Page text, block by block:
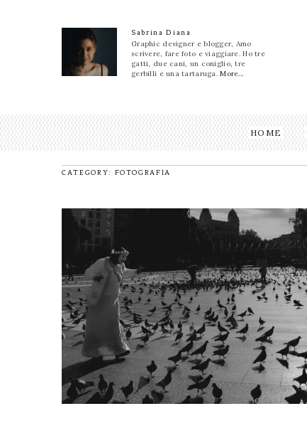
Sabrina Diana
Graphic designer e blogger, Amo
scrivere, fare foto e viaggiare. Ho tre
gatti, due cani, un coniglio, tre
gerbilli e una tartaruga.More...
HOME
CATEGORY: FOTOGRAFIA